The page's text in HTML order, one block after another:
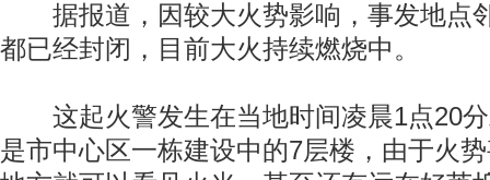
据报道，因较大火势影响，事发地点
都已经封闭，目前大火持续燃烧中。
这起火警发生在当地时间凌晨1点20分
是市中心区一栋建设中的7层楼，由于火